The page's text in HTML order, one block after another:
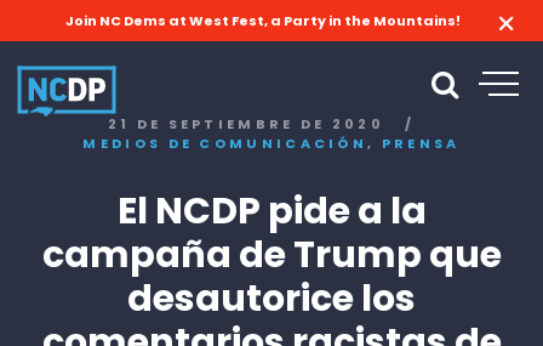
Join NC Dems at West Fest, a Party in the Mountains!
21 DE SEPTIEMBRE DE 2020
/
MEDIOS DE COMUNICACIÓN, PRENSA
El NCDP pide a la
campaña de Trump que
desautorice los